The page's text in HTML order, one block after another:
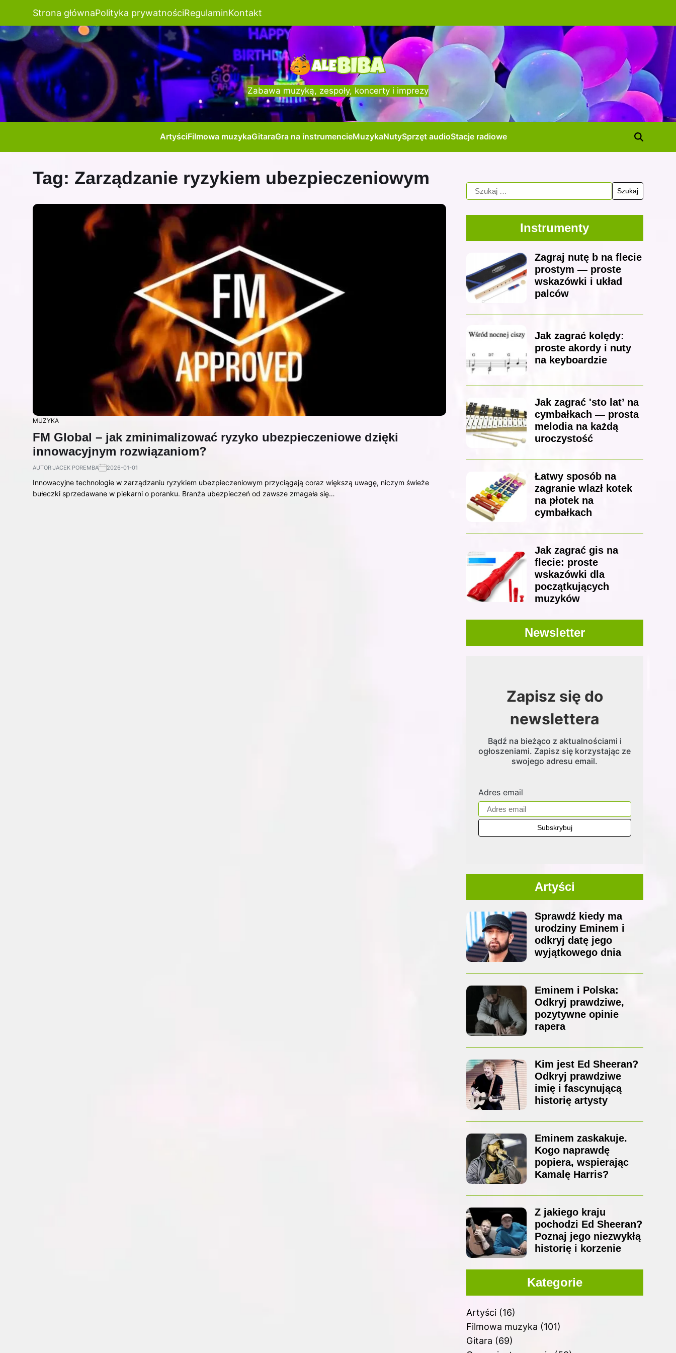
Strona głównaPolityka prywatnościRegulaminKontakt
Zabawa muzyką, zespoły, koncerty i imprezy
ArtyściFilmowa muzykaGitaraGra na instrumencieMuzykaNutySprzęt audioStacje radiowe
Tag: Zarządzanie ryzykiem ubezpieczeniowym
MUZYKA
FM Global – jak zminimalizować ryzyko ubezpieczeniowe dzięki
innowacyjnym rozwiązaniom?
AUTOR:JACEK POREMBA 2026-01-01
Innowacyjne technologie w zarządzaniu ryzykiem ubezpieczeniowym przyciągają coraz większą uwagę, niczym świeże
bułeczki sprzedawane w piekarni o poranku. Branża ubezpieczeń od zawsze zmagała się…
Instrumenty
Zagraj nutę b na flecie
prostym — proste
wskazówki i układ
palców
Jak zagrać kolędy:
proste akordy i nuty
na keyboardzie
Jak zagrać 'sto lat’ na
cymbałkach — prosta
melodia na każdą
uroczystość
Łatwy sposób na
zagranie wlazł kotek
na płotek na
cymbałkach
Jak zagrać gis na
flecie: proste
wskazówki dla
początkujących
muzyków
Newsletter
Zapisz się do
newslettera
Bądź na bieżąco z aktualnościami i
ogłoszeniami. Zapisz się korzystając ze
swojego adresu email.
Adres email
Artyści
Sprawdź kiedy ma
urodziny Eminem i
odkryj datę jego
wyjątkowego dnia
Eminem i Polska:
Odkryj prawdziwe,
pozytywne opinie
rapera
Kim jest Ed Sheeran?
Odkryj prawdziwe
imię i fascynującą
historię artysty
Eminem zaskakuje.
Kogo naprawdę
popiera, wspierając
Kamalę Harris?
Z jakiego kraju
pochodzi Ed Sheeran?
Poznaj jego niezwykłą
historię i korzenie
Kategorie
Artyści(16)
Filmowa muzyka (101)
Gitara (69)